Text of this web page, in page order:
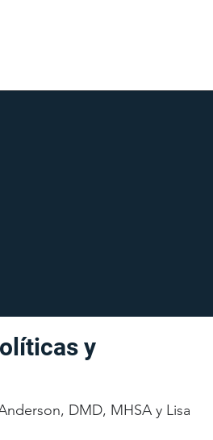
DMD, MHSA y Lisa
y